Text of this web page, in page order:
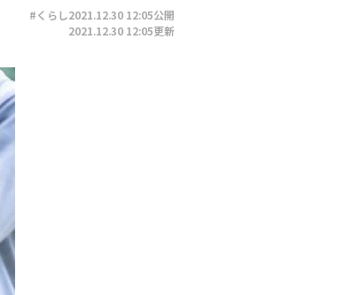
#くらし2021.12.30 12:05公開
2021.12.30 12:05更新